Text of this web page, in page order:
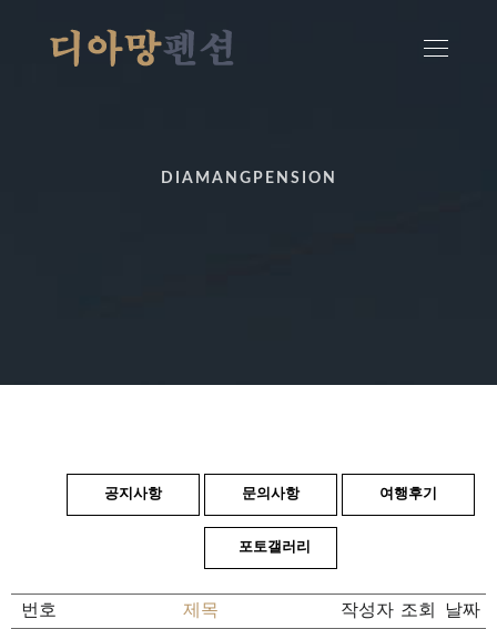
DIAMANGPENSION
공지사항 문의사항 여행후기
포토갤러리
번호 제목 작성자 조회
날짜